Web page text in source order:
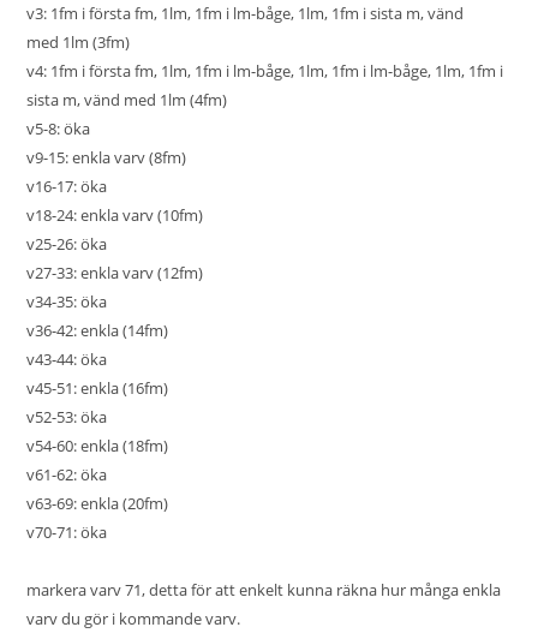
v3: 1fm i första fm, 1lm, 1fm i lm-båge, 1lm, 1fm i sista m, vänd
med 1lm (3fm)
v4: 1fm i första fm, 1lm, 1fm i lm-båge, 1lm, 1fm i lm-båge, 1lm, 1fm i
sista m, vänd med 1lm (4fm)
v5-8: öka
v9-15: enkla varv (8fm)
v16-17: öka
v18-24: enkla varv (10fm)
v25-26: öka
v27-33: enkla varv (12fm)
v34-35: öka
v36-42: enkla (14fm)
v43-44: öka
v45-51: enkla (16fm)
v52-53: öka
v54-60: enkla (18fm)
v61-62: öka
v63-69: enkla (20fm)
v70-71: öka
markera varv 71, detta för att enkelt kunna räkna hur många enkla
varv du gör i kommande varv.